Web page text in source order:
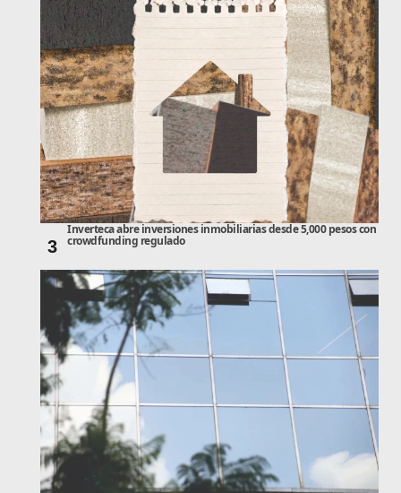
3
Inverteca abre inversiones inmobiliarias desde 5,000 pesos con
crowdfunding regulado